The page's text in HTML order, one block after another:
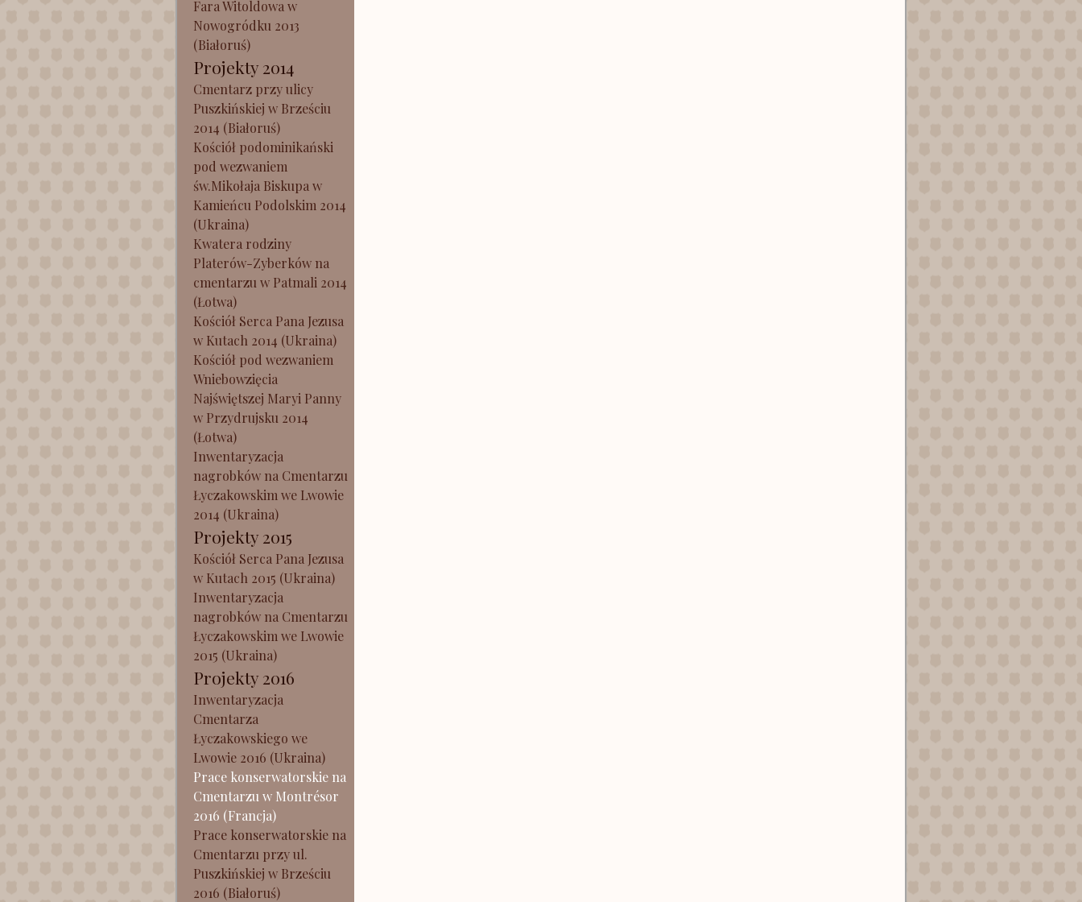
Fara Witoldowa w
Nowogródku 2013
(Białoruś)
Projekty 2014
Cmentarz przy ulicy
Puszkińskiej w Brześciu
2014 (Białoruś)
Kościół podominikański
pod wezwaniem
św.Mikołaja Biskupa w
Kamieńcu Podolskim 2014
(Ukraina)
Kwatera rodziny
Platerów-Zyberków na
cmentarzu w Patmali 2014
(Łotwa)
Kościół Serca Pana Jezusa
w Kutach 2014 (Ukraina)
Kościół pod wezwaniem
Wniebowzięcia
Najświętszej Maryi Panny
w Przydrujsku 2014
(Łotwa)
Inwentaryzacja
nagrobków na Cmentarzu
Łyczakowskim we Lwowie
2014 (Ukraina)
Projekty 2015
Kościół Serca Pana Jezusa
w Kutach 2015 (Ukraina)
Inwentaryzacja
nagrobków na Cmentarzu
Łyczakowskim we Lwowie
2015 (Ukraina)
Projekty 2016
Inwentaryzacja
Cmentarza
Łyczakowskiego we
Lwowie 2016 (Ukraina)
Prace konserwatorskie na
Cmentarzu w Montrésor
2016 (Francja)
Prace konserwatorskie na
Cmentarzu przy ul.
Puszkińskiej w Brześciu
2016 (Białoruś)